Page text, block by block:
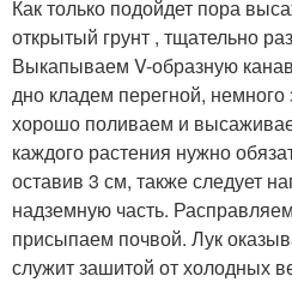
Как только подойдет пора
открытый грунт , тщательно
Выкапываем V-образную
дно кладем перегной,
хорошо поливаем и
каждого растения нужно
оставив 3 см, также следует
надземную часть.
присыпаем почвой. Лук
служит зашитой от холодных